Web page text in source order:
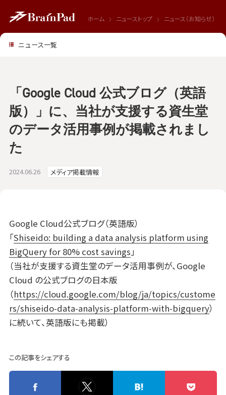
ホーム ニューストップ ニュース（お知らせ）
2024.06.26 メディア掲載情報
「Google Cloud 公式ブログ（英語
版）」に、当社が支援する資生堂
のデータ活用事例が掲載されまし
た
Google Cloud公式ブログ（英語版）
「Shiseido: building a data analysis platform using
BigQuery for 80% cost savings」
（当社が支援する資生堂のデータ活用事例が、Google
Cloud の公式ブログの日本版
（https://cloud.google.com/blog/ja/topics/custome
rs/shiseido-data-analysis-platform-with-bigquery）
に続いて、英語版にも掲載）
この記事をシェアする
ニュース一覧